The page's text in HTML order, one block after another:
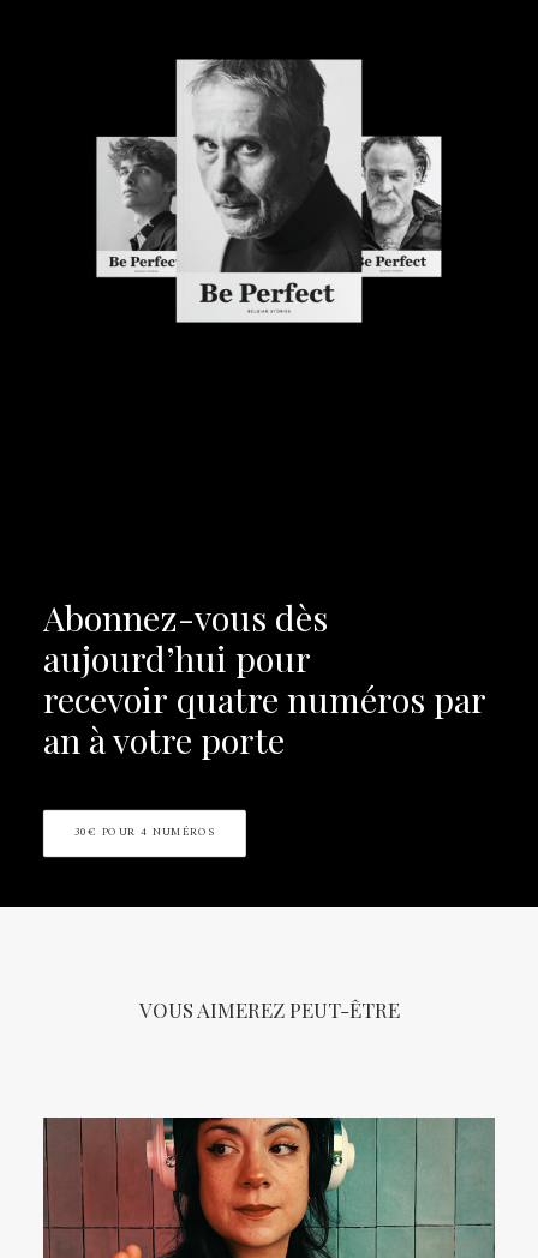
Abonnez-vous dès
aujourd’hui pour
recevoir quatre numéros par
an à votre porte
30€ POUR 4 NUMÉROS
VOUS AIMEREZ PEUT-ÊTRE